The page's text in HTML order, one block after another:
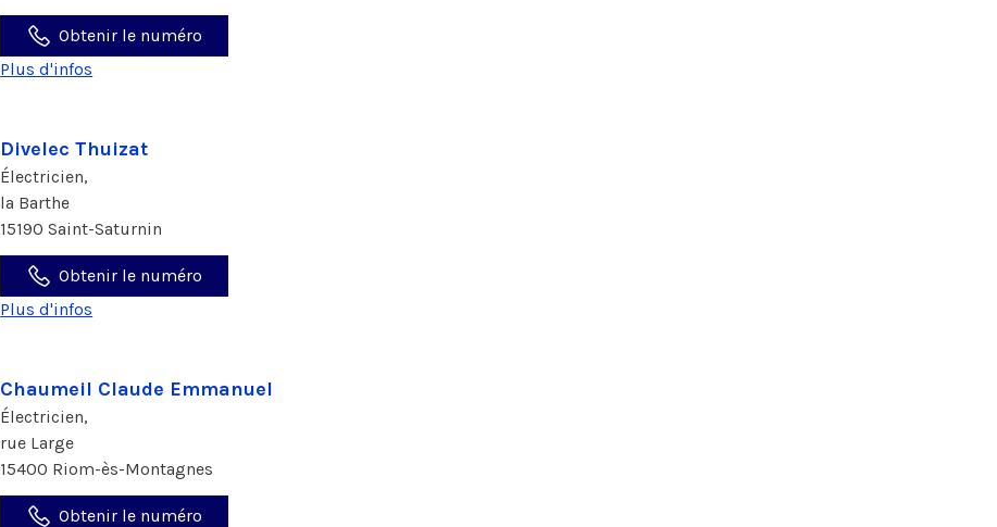
Obtenir le numéro
Plus d'infos
Divelec Thuizat
Électricien,
la Barthe
15190 Saint-Saturnin
Obtenir le numéro
Plus d'infos
Chaumeil Claude Emmanuel
Électricien,
rue Large
15400 Riom-ès-Montagnes
Obtenir le numéro